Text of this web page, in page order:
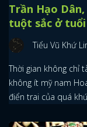
Trần Hạo
tuột sắc ở
Tiểu Vũ Khứ
Thời gian không chỉ
không ít mỹ nam
điển trai của quá